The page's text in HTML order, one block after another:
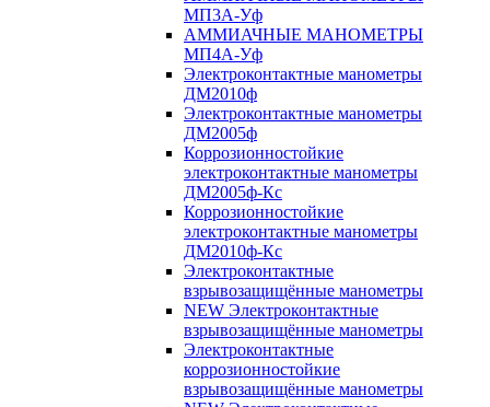
МП3А-Уф
АММИАЧНЫЕ МАНОМЕТРЫ
МП4А-Уф
Электроконтактные манометры
ДМ2010ф
Электроконтактные манометры
ДМ2005ф
Коррозионностойкие
электроконтактные манометры
ДМ2005ф-Кс
Коррозионностойкие
электроконтактные манометры
ДМ2010ф-Кс
Электроконтактные
взрывозащищённые манометры
NEW Электроконтактные
взрывозащищённые манометры
Электроконтактные
коррозионностойкие
взрывозащищённые манометры